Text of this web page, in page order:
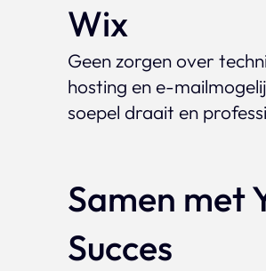
Wix
Geen zorgen over
hosting en e-
soepel draait en
Samen met
Succes